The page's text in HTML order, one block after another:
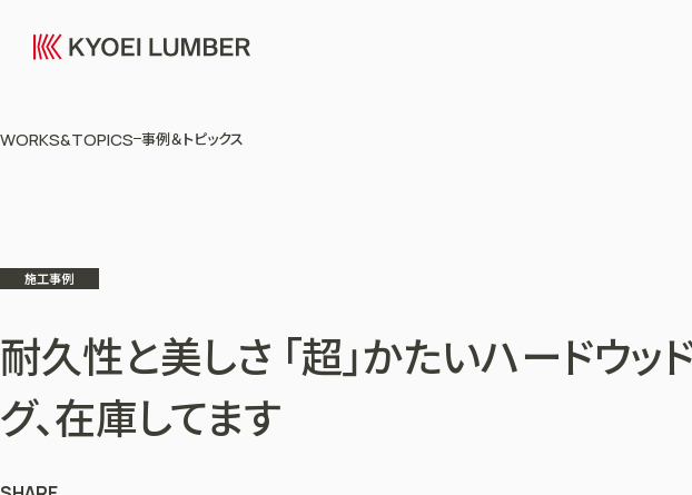
WORKS&TOPICS 事例＆トピックス
施工事例
耐久性と美しさ 「超」かたいハードウッ
グ、在庫してます